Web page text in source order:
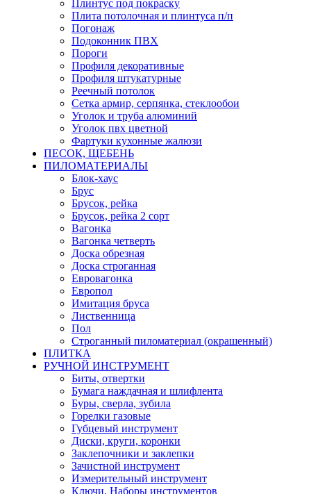
Плинтус под покраску
Плита потолочная и плинтуса п/п
Погонаж
Подоконник ПВХ
Пороги
Профиля декоративные
Профиля штукатурные
Реечный потолок
Сетка армир, серпянка, стеклообои
Уголок и труба алюминий
Уголок пвх цветной
Фартуки кухонные жалюзи
ПЕСОК, ЩЕБЕНЬ
ПИЛОМАТЕРИАЛЫ
Блок-хаус
Брус
Брусок, рейка
Брусок, рейка 2 сорт
Вагонка
Вагонка четверть
Доска обрезная
Доска строганная
Евровагонка
Европол
Имитация бруса
Лиственница
Пол
Строганный пиломатериал (окрашенный)
ПЛИТКА
РУЧНОЙ ИНСТРУМЕНТ
Биты, отвертки
Бумага наждачная и шлифлента
Буры, сверла, зубила
Горелки газовые
Губцевый инструмент
Диски, круги, коронки
Заклепочники и заклепки
Зачистной инструмент
Измерительный инструмент
Ключи, Наборы инструментов